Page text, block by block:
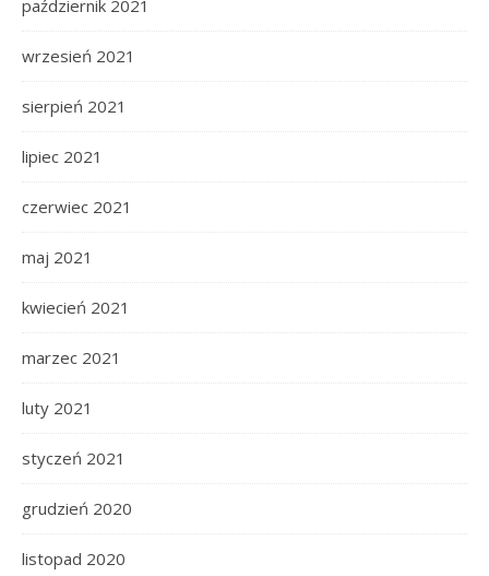
październik 2021
wrzesień 2021
sierpień 2021
lipiec 2021
czerwiec 2021
maj 2021
kwiecień 2021
marzec 2021
luty 2021
styczeń 2021
grudzień 2020
listopad 2020